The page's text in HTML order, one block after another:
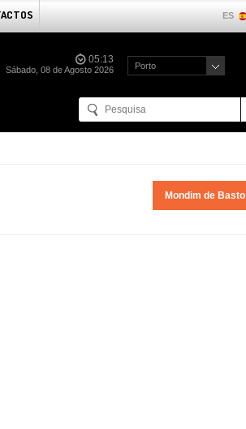
ES
05:13
Sábado, 08 de Agosto 2026 Porto
Mondim de Basto